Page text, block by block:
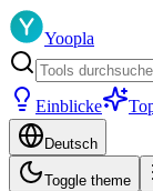
Yoopla
Einblicke
Deutsch
Toggle theme